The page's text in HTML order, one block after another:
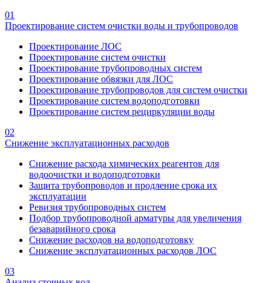
01
Проектирование систем очистки воды и трубопроводов
Проектирование ЛОС
Проектирование систем очистки
Проектирование трубопроводных систем
Проектирование обвязки для ЛОС
Проектирование трубопроводов для систем очистки
Проектирование систем водоподготовки
Проектирование систем рециркуляции воды
02
Снижение эксплуатационных расходов
Снижение расхода химических реагентов для
водоочистки и водоподготовки
Защита трубопроводов и продление срока их
эксплуатации
Ревизия трубопроводных систем
Подбор трубопроводной арматуры для увеличения
безаварийного срока
Снижение расходов на водоподготовку
Снижение эксплуатационных расходов ЛОС
03